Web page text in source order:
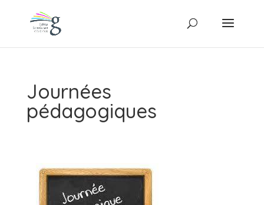
Journées
pédagogiques